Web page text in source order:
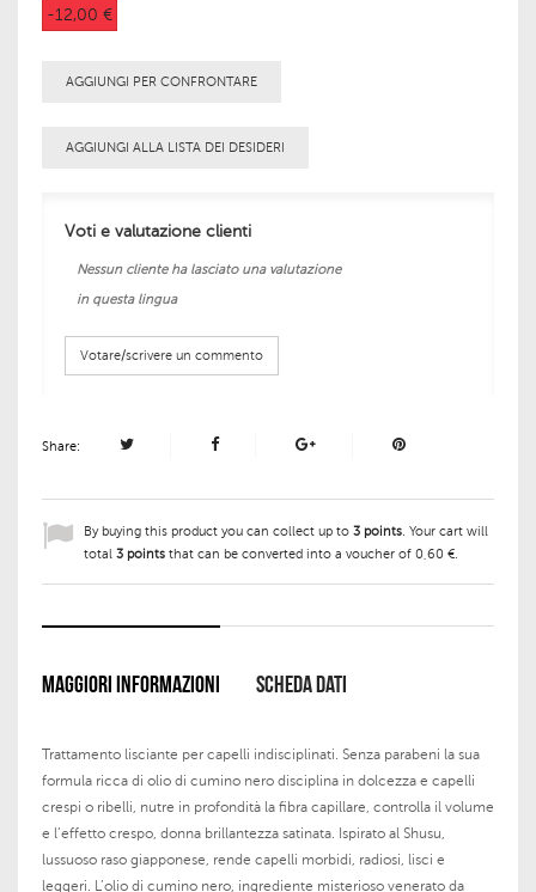
-12,00 €
AGGIUNGI PER CONFRONTARE
AGGIUNGI ALLA LISTA DEI DESIDERI
Voti e valutazione clienti
Nessun cliente ha lasciato una valutazione
in questa lingua
Votare/scrivere un commento
Share:
By buying this product you can collect up to 3 points. Your cart will
total 3 points that can be converted into a voucher of 0,60 €.
MAGGIORI INFORMAZIONI SCHEDA DATI
Trattamento lisciante per capelli indisciplinati. Senza parabeni la sua
formula ricca di olio di cumino nero disciplina in dolcezza e capelli
crespi o ribelli, nutre in profondità la fibra capillare, controlla il volume
e l’effetto crespo, donna brillantezza satinata. Ispirato al Shusu,
lussuoso raso giapponese, rende capelli morbidi, radiosi, lisci e
leggeri. L’olio di cumino nero, ingrediente misterioso venerato da